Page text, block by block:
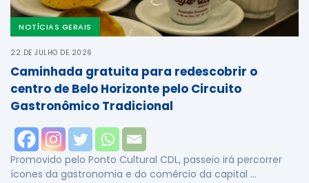
NOTÍCIAS GERAIS
22 DE JULHO DE 2026
Caminhada gratuita para redescobrir o
centro de Belo Horizonte pelo Circuito
Gastronômico Tradicional
Promovido pelo Ponto Cultural CDL, passeio irá percorrer
ícones da gastronomia e do comércio da capital …